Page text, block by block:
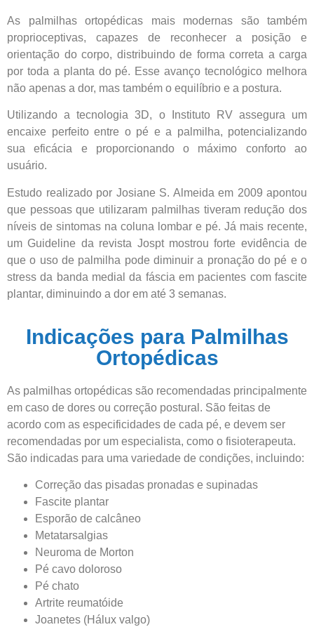
As palmilhas ortopédicas mais modernas são também
proprioceptivas, capazes de reconhecer a posição e
orientação do corpo, distribuindo de forma correta a carga
por toda a planta do pé. Esse avanço tecnológico melhora
não apenas a dor, mas também o equilíbrio e a postura.
Utilizando a tecnologia 3D, o Instituto RV assegura um
encaixe perfeito entre o pé e a palmilha, potencializando
sua eficácia e proporcionando o máximo conforto ao
usuário.
Estudo realizado por Josiane S. Almeida em 2009 apontou
que pessoas que utilizaram palmilhas tiveram redução dos
níveis de sintomas na coluna lombar e pé. Já mais recente,
um Guideline da revista Jospt mostrou forte evidência de
que o uso de palmilha pode diminuir a pronação do pé e o
stress da banda medial da fáscia em pacientes com fascite
plantar, diminuindo a dor em até 3 semanas.
Indicações para Palmilhas
Ortopédicas
As palmilhas ortopédicas são recomendadas principalmente
em caso de dores ou correção postural. São feitas de
acordo com as especificidades de cada pé, e devem ser
recomendadas por um especialista, como o fisioterapeuta.
São indicadas para uma variedade de condições, incluindo:
Correção das pisadas pronadas e supinadas
Fascite plantar
Esporão de calcâneo
Metatarsalgias
Neuroma de Morton
Pé cavo doloroso
Pé chato
Artrite reumatóide
Joanetes (Hálux valgo)